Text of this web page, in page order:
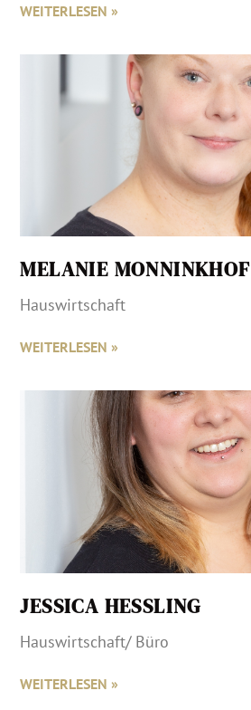
WEITERLESEN »
MELANIE MONNINKHOF
Hauswirtschaft
WEITERLESEN »
JESSICA HESSLING
Hauswirtschaft/ Büro
WEITERLESEN »